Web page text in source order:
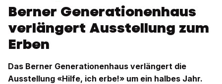
Berner Generationenhaus
verlängert Ausstellung zum
Erben
Das Berner Generationenhaus verlängert die
Ausstellung «Hilfe, ich erbe!» um ein halbes Jahr.